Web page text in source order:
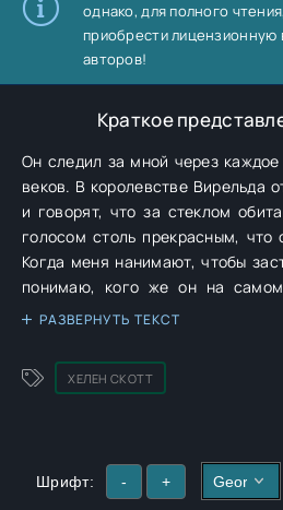
однако, для полного
приобрести лицензионную
авторов!
Краткое
Он следил за мной через
веков. В королевстве Вирельда отражения под запретом,
и говорят, что за стеклом
голосом столь прекрасным,
Когда меня нанимают, чтобы
понимаю, кого же он на самом деле
говорит, что мы были
Что серебряная магия,
принадлежит ему. Нам. Я ничего из этого не помню. Но
силах контролировать, когда
словно я — целая вселенная
РАЗВЕРНУТЬ ТЕКСТ
ХЕЛЕН СКОТТ
Шрифт: - +